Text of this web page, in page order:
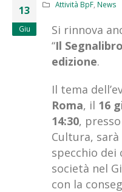
13
Giu
Attività BpF, News
Si rinnova
“Il Segnalibro
edizione.
Il tema
Roma, il 16
14:30,
Cultura, sarà
specchio dei
società nel
con la